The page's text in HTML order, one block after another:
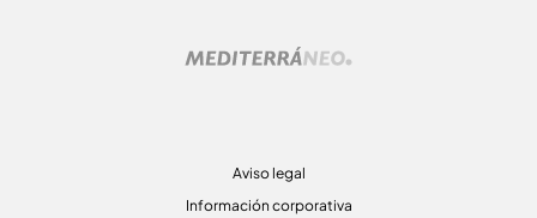
Aviso legal
Información corporativa